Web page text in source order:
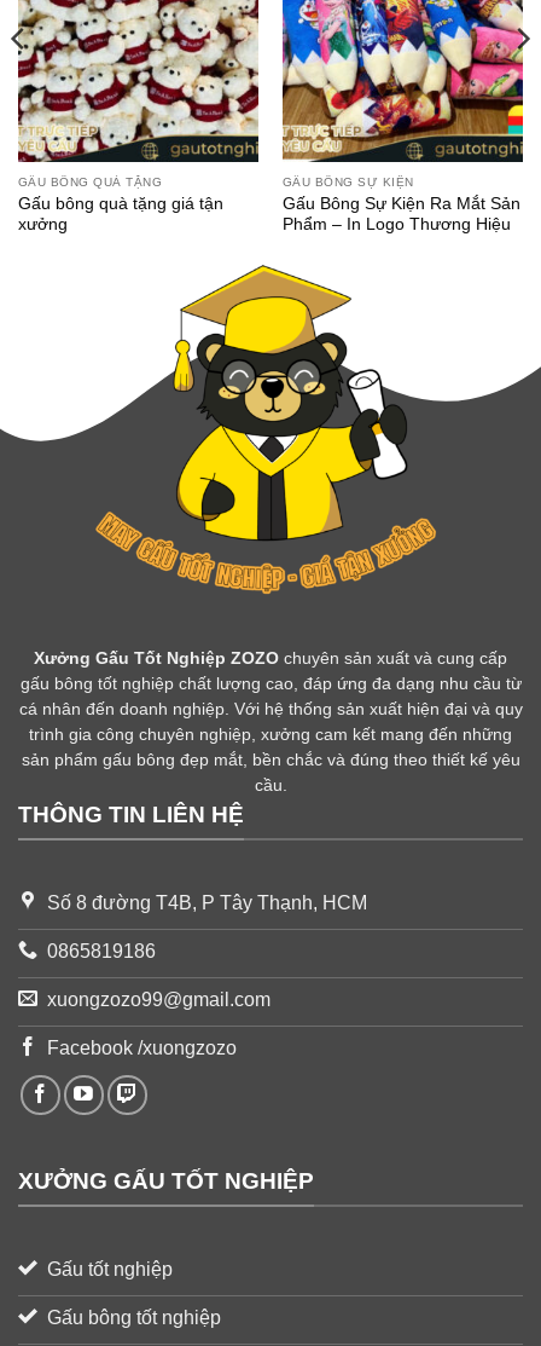
GẤU BÔNG QUÀ TẶNG
Gấu bông quà tặng giá tận
xưởng
GẤU BÔNG SỰ KIỆN
Gấu Bông Sự Kiện Ra Mắt Sản
Phẩm – In Logo Thương Hiệu
Xưởng Gấu Tốt Nghiệp ZOZO chuyên sản xuất và cung cấp
gấu bông tốt nghiệp chất lượng cao, đáp ứng đa dạng nhu cầu từ
cá nhân đến doanh nghiệp. Với hệ thống sản xuất hiện đại và quy
trình gia công chuyên nghiệp, xưởng cam kết mang đến những
sản phẩm gấu bông đẹp mắt, bền chắc và đúng theo thiết kế yêu
cầu.
THÔNG TIN LIÊN HỆ
Số 8 đường T4B, P Tây Thạnh, HCM
0865819186
xuongzozo99@gmail.com
Facebook /xuongzozo
XƯỞNG GẤU TỐT NGHIỆP
Gấu tốt nghiệp
Gấu bông tốt nghiệp